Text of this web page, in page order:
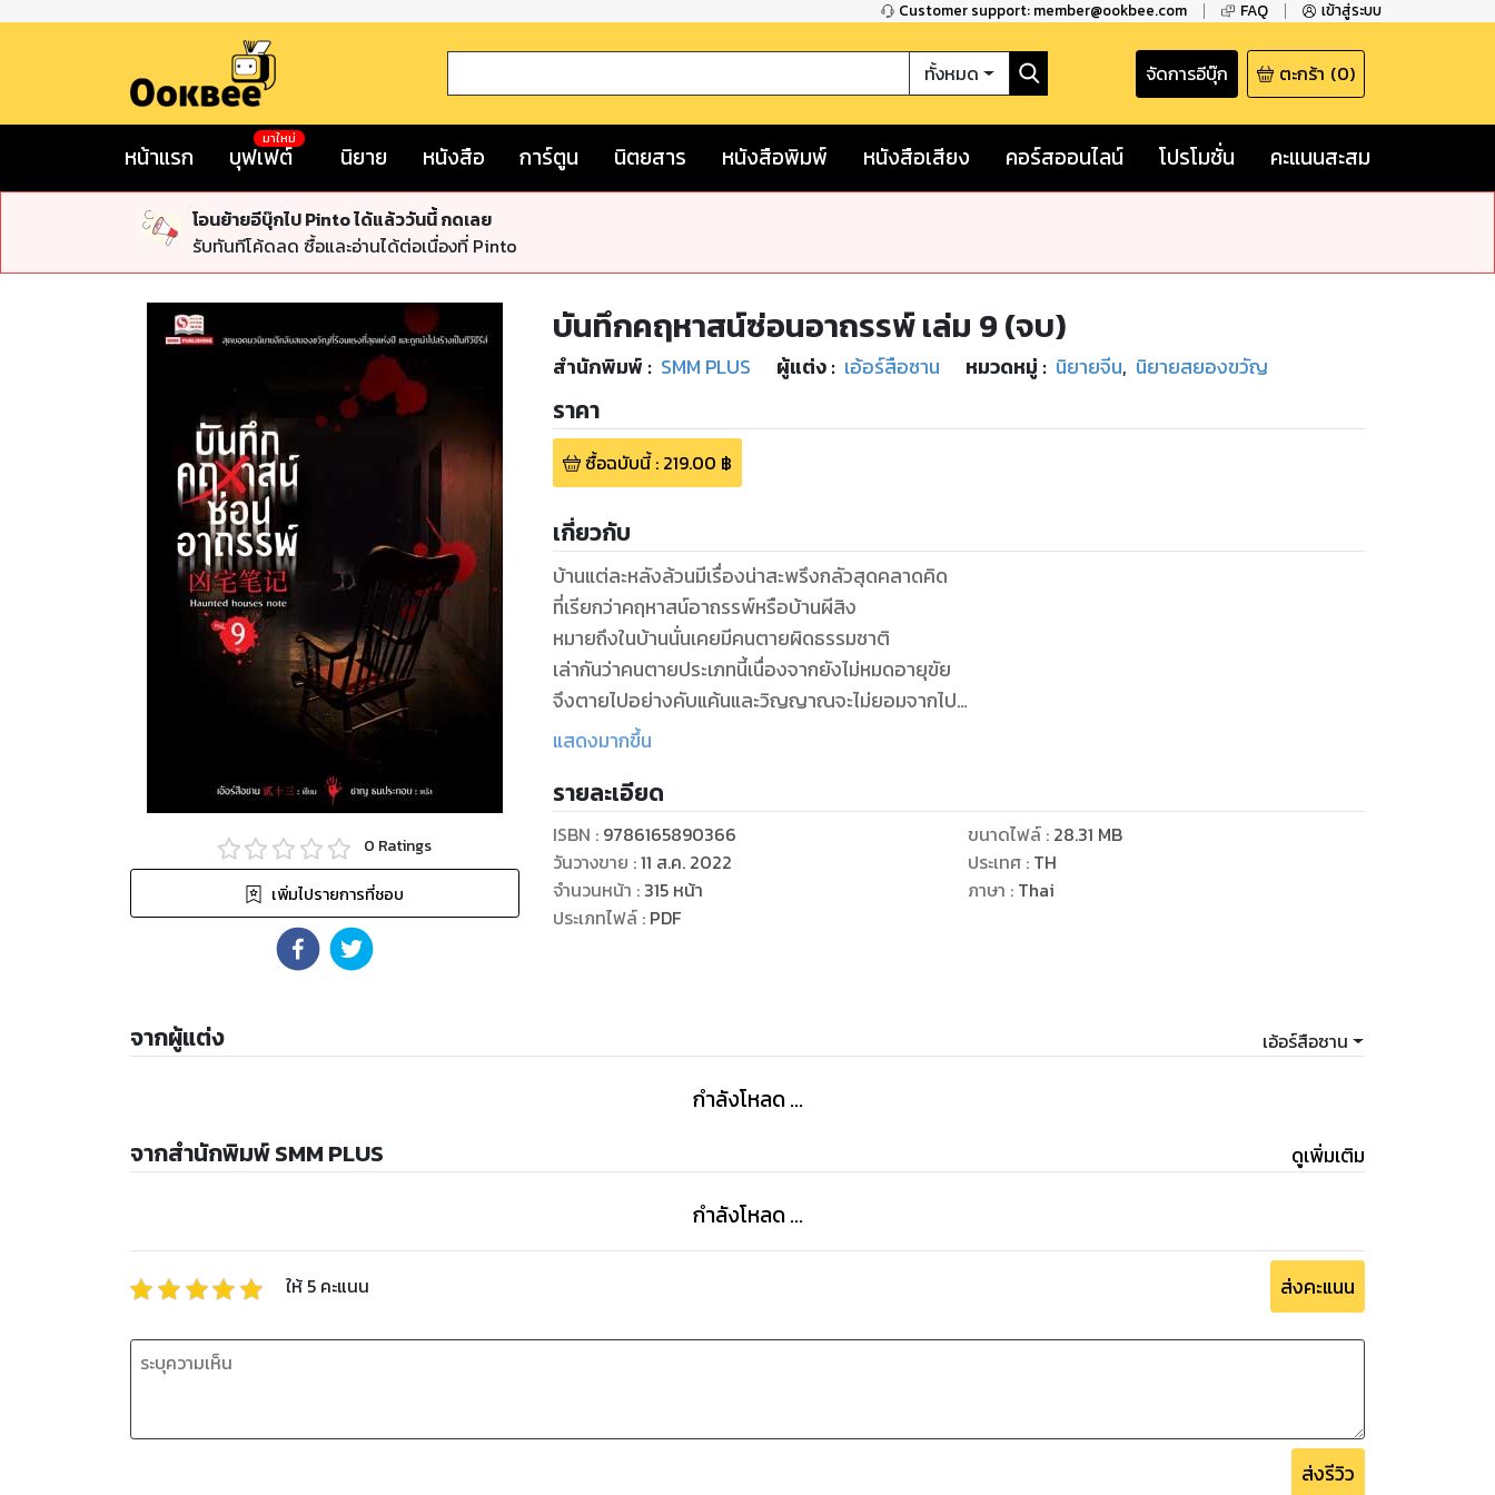
Customer support: member@ookbee.com FAQ เข้าสู่ระบบ
ทั้งหมด จัดการอีบุ๊ก ตะกร้า (0)
หน้าแรก บุฟเฟต์
มาใหม่
นิยาย หนังสือ การ์ตูน นิตยสาร หนังสือพิมพ์ หนังสือเสียง คอร์สออนไลน์ โปรโมชั่น คะแนนสะสม
โอนย้ายอีบุ๊กไป Pinto ได้แล้ววันนี้ กดเลย
รับทันทีโค้ดลด ซื้อและอ่านได้ต่อเนื่องที่ Pinto
0 Ratings
เพิ่มไปรายการที่ชอบ
บันทึกคฤหาสน์ซ่อนอาถรรพ์ เล่ม 9 (จบ)
สำนักพิมพ์ : SMM PLUS ผู้แต่ง : เอ้อร์สือซาน หมวดหมู่ : นิยายจีน, นิยายสยองขวัญ
ราคา
ซื้อฉบับนี้: 219.00 ฿
เกี่ยวกับ
บ้านแต่ละหลังล้วนมีเรื่องน่าสะพรึงกลัวสุดคลาดคิด
ที่เรียกว่าคฤหาสน์อาถรรพ์หรือบ้านผีสิง
หมายถึงในบ้านนั่นเคยมีคนตายผิดธรรมชาติ
เล่ากันว่าคนตายประเภทนี้เนื่องจากยังไม่หมดอายุขัย
จึงตายไปอย่างคับแค้นและวิญญาณจะไม่ยอมจากไป
บ้านอาถรรพ์ประเภทนี้จึงมีเรื่องประหลาดเกิดขึ้นไม่หยุดหย่อน
เจียงซั่ว กับ ฉินอีเหิงเป็นคู่หูซื้อขายบ้านผีสิงที่มีความเป็นมาลึกลับ
พวกเขาซื้อบ้านผีสิงทุกที่ในราคาต่ำแล้วค่อยขายออกไปในราคาสูง
ทุกครั้งจึงได้กำไรไม่น้อย การค้าดีจนเหลือเชื่อ
คาดไม่ถึงว่าสองคนนี้กลับถูกลอบติดตามเงียบๆ โดยคนที่ไม่รู้ความเป็นมา
แสดงมากขึ้น
รายละเอียด
ISBN : 9786165890366
วันวางขาย :11 ส.ค. 2022
จำนวนหน้า : 315 หน้า
ประเภทไฟล์: PDF
ขนาดไฟล์: 28.31 MB
ประเทศ : TH
ภาษา : Thai
จากผู้แต่ง เอ้อร์สือซาน
กำลังโหลด ...
จากสำนักพิมพ์ SMM PLUS ดูเพิ่มเติม
กำลังโหลด ...
ให้ 5 คะแนน ส่งคะแนน
ส่งรีวิว